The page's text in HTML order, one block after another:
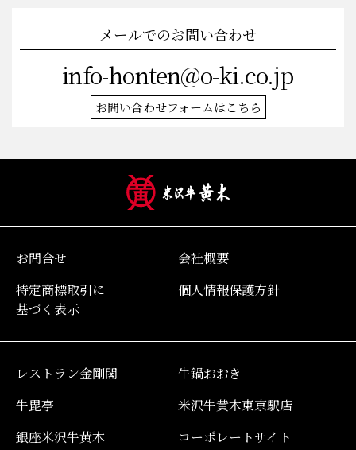
メールでのお問い合わせ
info-honten@o-ki.co.jp
お問い合わせフォームはこちら
お問合せ
会社概要
特定商標取引に
基づく表示
個人情報保護方針
レストラン金剛閣
牛鍋おおき
牛毘亭
米沢牛黄木東京駅店
銀座米沢牛黄木
コーポレートサイト